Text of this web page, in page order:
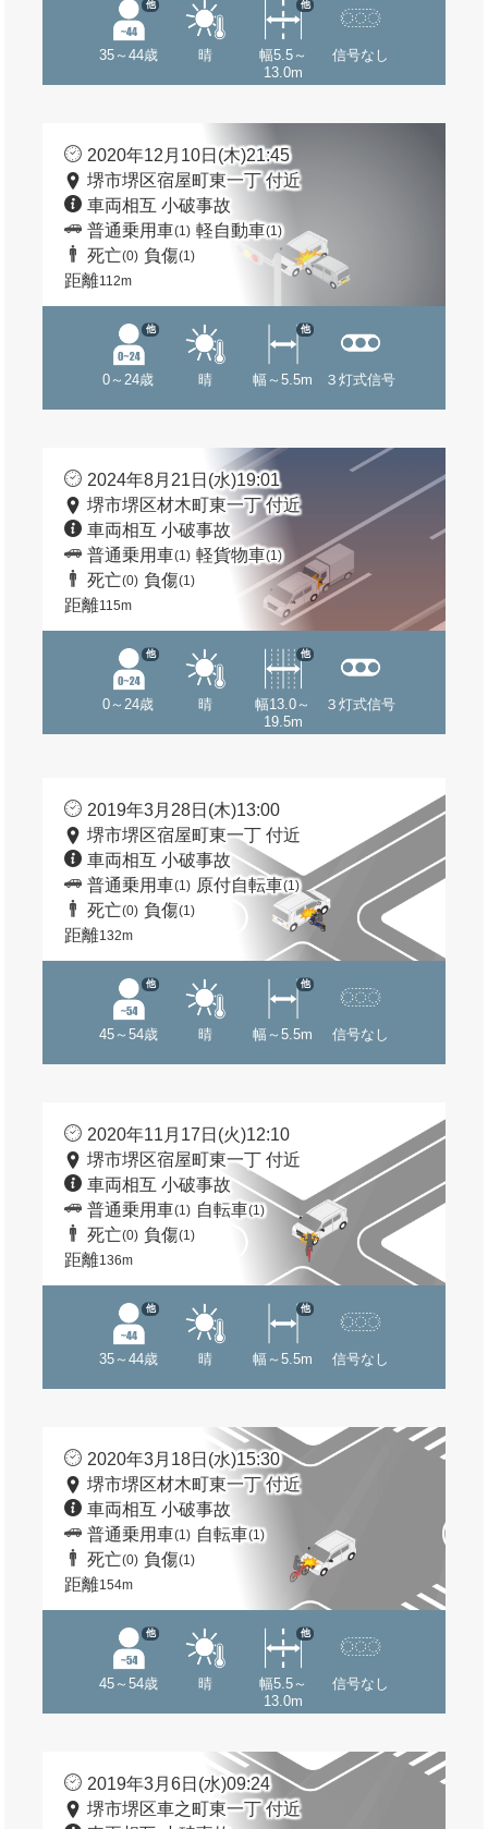
35～44歳
他
晴
幅5.5～
13.0m
他
信号なし
2020年12月10日(木)21:45
堺市堺区宿屋町東一丁 付近
車両相互 小破事故
普通乗用車(1) 軽自動車(1)
死亡(0) 負傷(1)
距離112m
0～24歳
他
晴 幅～5.5m
他
３灯式信号
2024年8月21日(水)19:01
堺市堺区材木町東一丁 付近
車両相互 小破事故
普通乗用車(1) 軽貨物車(1)
死亡(0) 負傷(1)
距離115m
0～24歳
他
晴
幅13.0～
19.5m
他
３灯式信号
2019年3月28日(木)13:00
堺市堺区宿屋町東一丁 付近
車両相互 小破事故
普通乗用車(1) 原付自転車(1)
死亡(0) 負傷(1)
距離132m
45～54歳
他
晴 幅～5.5m
他
信号なし
2020年11月17日(火)12:10
堺市堺区宿屋町東一丁 付近
車両相互 小破事故
普通乗用車(1) 自転車(1)
死亡(0) 負傷(1)
距離136m
35～44歳
他
晴 幅～5.5m
他
信号なし
2020年3月18日(水)15:30
堺市堺区材木町東一丁 付近
車両相互 小破事故
普通乗用車(1) 自転車(1)
死亡(0) 負傷(1)
距離154m
45～54歳
他
晴
幅5.5～
13.0m
他
信号なし
2019年3月6日(水)09:24
堺市堺区車之町東一丁 付近